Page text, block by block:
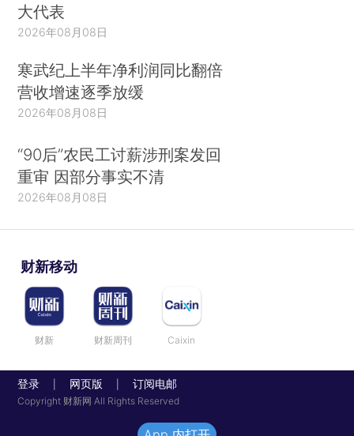
大代表
2026年08月08日
寒武纪上半年净利润同比翻倍
营收增速逐季放缓
2026年08月08日
“90后”农民工讨薪涉刑案发回
重审 因部分事实不清
2026年08月08日
财新移动
财新 财新周刊 Caixin
登录 网页版 订阅电邮
Copyright 财新网 All Rights Reserved